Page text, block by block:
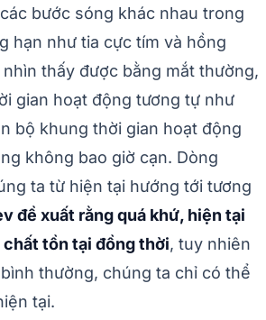
bước sóng khác nhau trong
hạn như tia cực tím và hồng
thấy được bằng mắt thường,
gian hoạt động tương tự như
bộ khung thời gian hoạt động
không bao giờ cạn. Dòng
ta từ hiện tại hướng tới tương
đề xuất rằng quá khứ, hiện tại
tồn tại đồng thời, tuy nhiên
thường, chúng ta chỉ có thể
tại.